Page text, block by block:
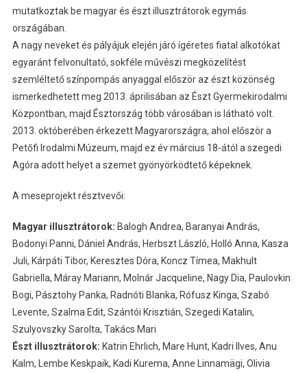
mutatkoztak be magyar és észt illusztrátorok egymás
országában.
A nagy neveket és pályájuk elején járó ígéretes fiatal alkotókat
egyaránt felvonultató, sokféle művészi megközelítést
szemléltető színpompás anyaggal először az észt közönség
ismerkedhetett meg 2013. áprilisában az Észt Gyermekirodalmi
Központban, majd Észtország több városában is látható volt.
2013. októberében érkezett Magyarországra, ahol először a
Petőfi Irodalmi Múzeum, majd ez év március 18-ától a szegedi
Agóra adott helyet a szemet gyönyörködtető képeknek.
A meseprojekt résztvevői:
Magyar illusztrátorok: Balogh Andrea, Baranyai András,
Bodonyi Panni, Dániel András, Herbszt László, Holló Anna, Kasza
Juli, Kárpáti Tibor, Keresztes Dóra, Koncz Tímea, Makhult
Gabriella, Máray Mariann, Molnár Jacqueline, Nagy Dia, Paulovkin
Bogi, Pásztohy Panka, Radnóti Blanka, Rófusz Kinga, Szabó
Levente, Szalma Edit, Szántói Krisztián, Szegedi Katalin,
Szulyovszky Sarolta, Takács Mari
Észt illusztrátorok: Katrin Ehrlich, Mare Hunt, Kadri Ilves, Anu
Kalm, Lembe Keskpaik, Kadi Kurema, Anne Linnamägi, Olivia